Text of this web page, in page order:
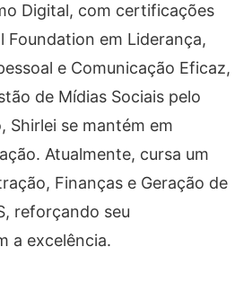
Digital, com certificações
Foundation em Liderança,
e Comunicação Eficaz,
de Mídias Sociais pelo
Shirlei se mantém em
Atualmente, cursa um
Finanças e Geração de
reforçando seu
a excelência.